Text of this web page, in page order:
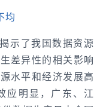
均
示了我国数据资源
差异性的相关影响
水平和经济发展高
应明显，广东、江